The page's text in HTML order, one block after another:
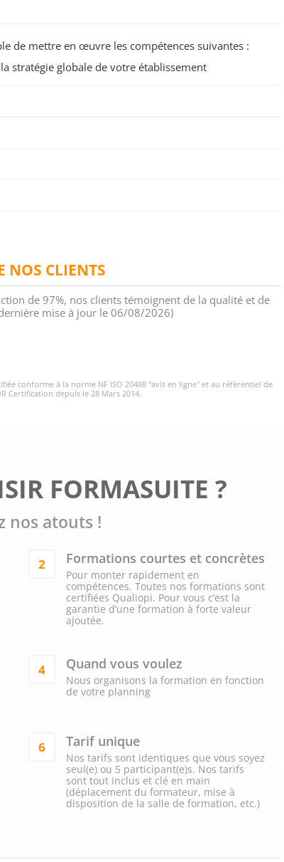
de mettre en œuvre les compétences suivantes :
stratégie globale de votre établissement
NOS CLIENTS
de 97%, nos clients témoignent de la qualité et de
mise à jour le 06/08/2026)
conforme à la norme NF ISO 20488 "avis en ligne" et au référentiel de
Certification depuis le 28 Mars 2014.
FORMASUITE ?
nos atouts !
2 Formations courtes et concrètes
Pour monter rapidement en
compétences. Toutes nos formations sont
certifiées Qualiopi. Pour vous c’est la
garantie d’une formation à forte valeur
ajoutée.
4 Quand vous voulez
Nous organisons la formation en fonction
de votre planning
6 Tarif unique
Nos tarifs sont identiques que vous soyez
seul(e) ou 5 participant(e)s. Nos tarifs
sont tout inclus et clé en main
(déplacement du formateur, mise à
disposition de la salle de formation, etc.)